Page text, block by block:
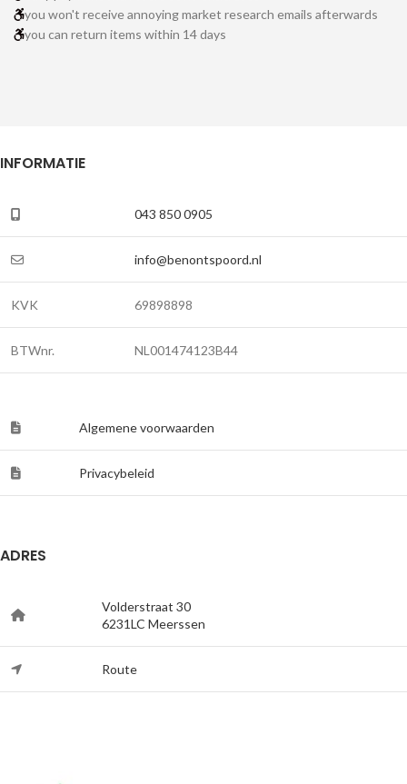
you won't receive annoying market research emails afterwards
you can return items within 14 days
INFORMATIE
043 850 0905
info@benontspoord.nl
KVK 69898898
BTWnr. NL001474123B44
Algemene voorwaarden
Privacybeleid
ADRES
Volderstraat 30
6231LC Meerssen
Route